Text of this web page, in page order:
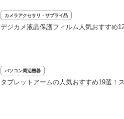
カメラアクセサリ・サプライ品
デジカメ液晶保護フィルム人気おすすめ
パソコン周辺機器
タブレットアームの人気おすすめ19選！